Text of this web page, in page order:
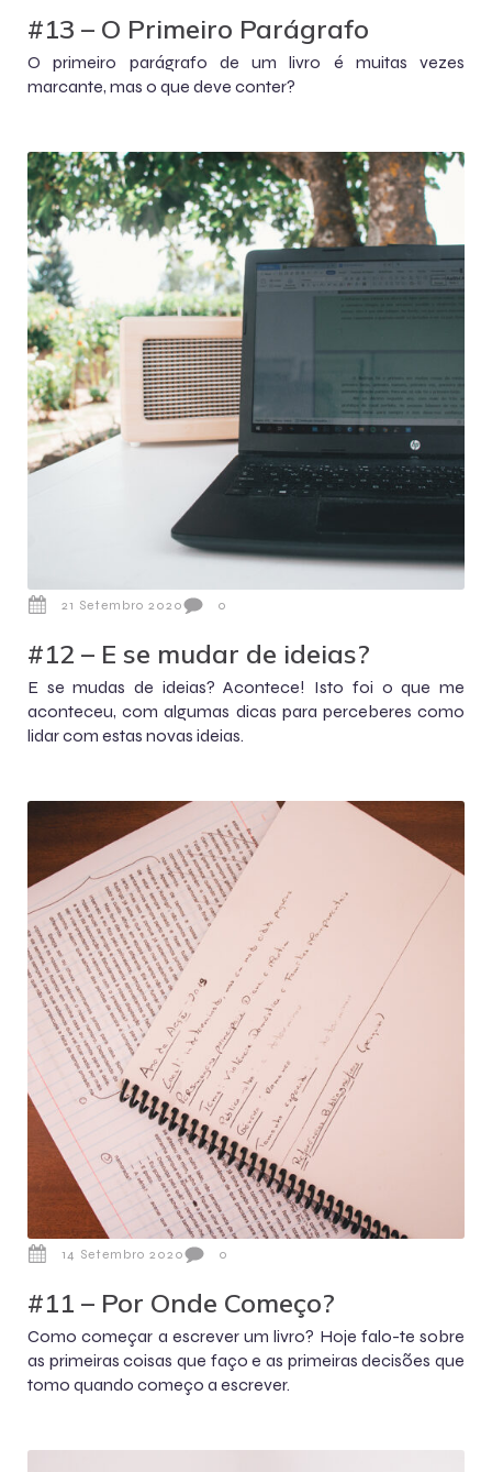
#13 – O Primeiro Parágrafo
O primeiro parágrafo de um livro é muitas vezes
marcante, mas o que deve conter?
21 Setembro 2020 0
#12 – E se mudar de ideias?
E se mudas de ideias? Acontece! Isto foi o que me
aconteceu, com algumas dicas para perceberes como
lidar com estas novas ideias.
14 Setembro 2020 0
#11 – Por Onde Começo?
Como começar a escrever um livro? Hoje falo-te sobre
as primeiras coisas que faço e as primeiras decisões que
tomo quando começo a escrever.